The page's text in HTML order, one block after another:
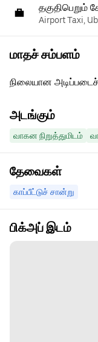
தகுதிபெறும்
Airport Taxi,
மாதச் சம்பளம்
நிலையான
அடங்கும்
வாகன நிறுத்துமிடம்
தேவைகள்
காப்பீட்டுச் சான்று
பிக்அப் இடம்